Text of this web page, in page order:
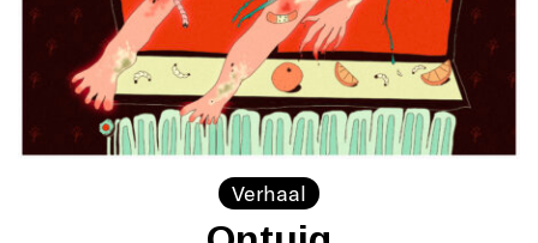
Verhaal